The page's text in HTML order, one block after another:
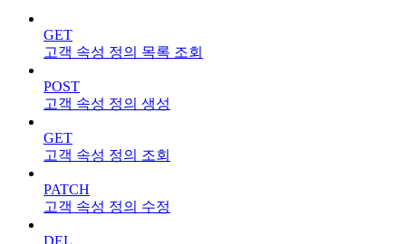
GET
고객 속성 정의 목록 조회
POST
고객 속성 정의 생성
GET
고객 속성 정의 조회
PATCH
고객 속성 정의 수정
DEL